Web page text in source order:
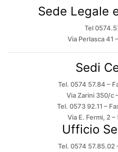
Sede Legale
Tel
Via Perlasca 41
Sedi
Tel. 0574 57.84 –
Via Zarini 350/c
Tel. 0573 92.11 –
Via E. Fermi, 2 –
Ufficio
Tel. 0574 57.85.02